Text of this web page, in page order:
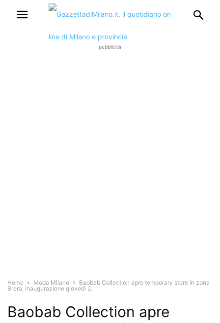
pubblicità
Home Moda Milano
Baobab Collection apre temporary store in zona
Brera, inaugurazione giovedì 2.
Baobab Collection apre